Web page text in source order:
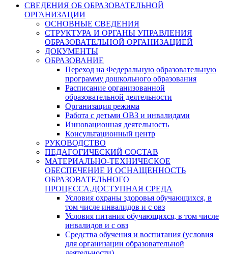
СВЕДЕНИЯ ОБ ОБРАЗОВАТЕЛЬНОЙ
ОРГАНИЗАЦИИ
ОСНОВНЫЕ СВЕДЕНИЯ
СТРУКТУРА И ОРГАНЫ УПРАВЛЕНИЯ
ОБРАЗОВАТЕЛЬНОЙ ОРГАНИЗАЦИЕЙ
ДОКУМЕНТЫ
ОБРАЗОВАНИЕ
Переход на Федеральную образовательную
программу дошкольного образования
Расписание организованной
образовательной деятельности
Организация режима
Работа с детьми ОВЗ и инвалидами
Инновационная деятельность
Консультационный центр
РУКОВОДСТВО
ПЕДАГОГИЧЕСКИЙ СОСТАВ
МАТЕРИАЛЬНО-ТЕХНИЧЕСКОЕ
ОБЕСПЕЧЕНИЕ И ОСНАЩЕННОСТЬ
ОБРАЗОВАТЕЛЬНОГО
ПРОЦЕССА.ДОСТУПНАЯ СРЕДА
Условия охраны здоровья обучающихся, в
том числе инвалидов и с овз
Условия питания обучающихся, в том числе
инвалидов и с овз
Средства обучения и воспитания (условия
для организации образовательной